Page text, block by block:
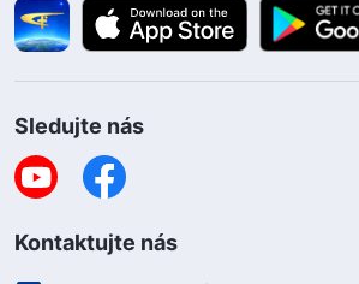
Sledujte nás
Kontaktujte nás